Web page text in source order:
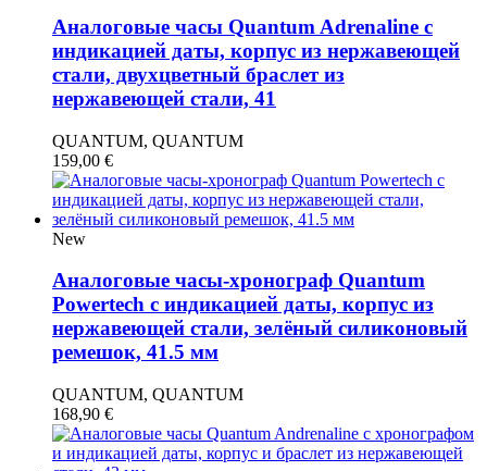
Аналоговые часы Quantum Adrenaline с
индикацией даты, корпус из нержавеющей
стали, двухцветный браслет из
нержавеющей стали, 41
QUANTUM, QUANTUM
159,00 €
New
Аналоговые часы-хронограф Quantum
Powertech с индикацией даты, корпус из
нержавеющей стали, зелёный силиконовый
ремешок, 41.5 мм
QUANTUM, QUANTUM
168,90 €